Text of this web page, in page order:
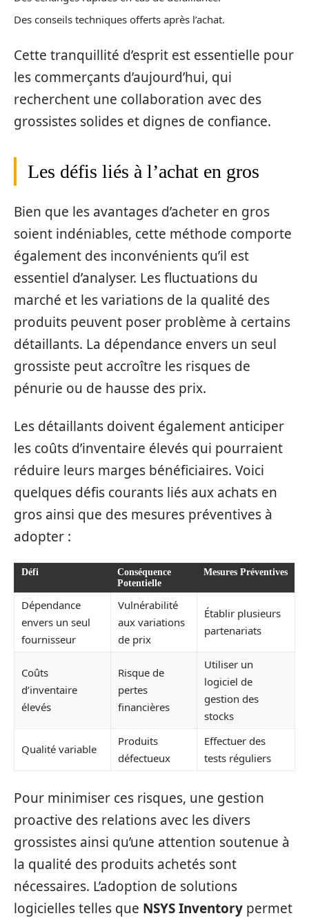
Des conseils techniques offerts après l’achat.
Cette tranquillité d’esprit est essentielle pour
les commerçants d’aujourd’hui, qui
recherchent une collaboration avec des
grossistes solides et dignes de confiance.
Les défis liés à l’achat en gros
Bien que les avantages d’acheter en gros
soient indéniables, cette méthode comporte
également des inconvénients qu’il est
essentiel d’analyser. Les fluctuations du
marché et les variations de la qualité des
produits peuvent poser problème à certains
détaillants. La dépendance envers un seul
grossiste peut accroître les risques de
pénurie ou de hausse des prix.
Les détaillants doivent également anticiper
les coûts d’inventaire élevés qui pourraient
réduire leurs marges bénéficiaires. Voici
quelques défis courants liés aux achats en
gros ainsi que des mesures préventives à
adopter :
Défi
Conséquence
Potentielle
Mesures Préventives
Dépendance
envers un seul
fournisseur
Vulnérabilité
aux variations
de prix
Établir plusieurs
partenariats
Coûts
d’inventaire
élevés
Risque de
pertes
financières
Utiliser un
logiciel de
gestion des
stocks
Qualité variable
Produits
défectueux
Effectuer des
tests réguliers
Pour minimiser ces risques, une gestion
proactive des relations avec les divers
grossistes ainsi qu’une attention soutenue à
la qualité des produits achetés sont
nécessaires. L’adoption de solutions
logicielles telles que NSYS Inventory permet